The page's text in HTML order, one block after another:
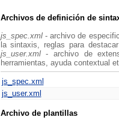
Archivos de definición de
js_spec.xml- archivo de
la sintaxis, reglas para
js_user.xml- archivo de
herramientas, ayuda contextual
js_spec.xml
js_user.xml
Archivo de plantillas